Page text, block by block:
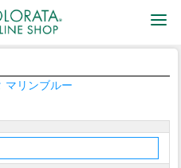
マリンブルー